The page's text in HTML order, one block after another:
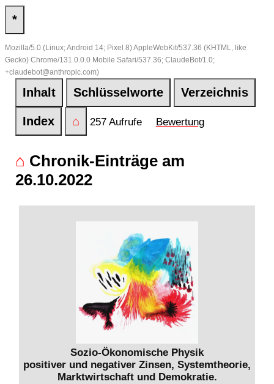
*
Mozilla/5.0 (Linux; Android 14; Pixel 8) AppleWebKit/537.36 (KHTML, like
Gecko) Chrome/131.0.0.0 Mobile Safari/537.36; ClaudeBot/1.0;
+claudebot@anthropic.com)
Inhalt Schlüsselworte Verzeichnis
Index ⌂ 257 Aufrufe Bewertung
⌂ Chronik-Einträge am
26.10.2022
Sozio-Ökonomische Physik
positiver und negativer Zinsen, Systemtheorie,
Marktwirtschaft und Demokratie.